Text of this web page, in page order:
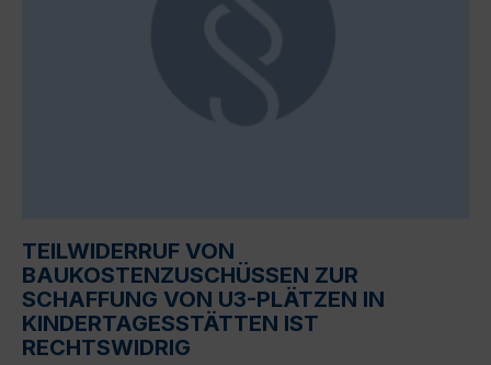
TEILWIDERRUF VON
BAUKOSTENZUSCHÜSSEN ZUR
SCHAFFUNG VON U3-PLÄTZEN IN
KINDERTAGESSTÄTTEN IST
RECHTSWIDRIG